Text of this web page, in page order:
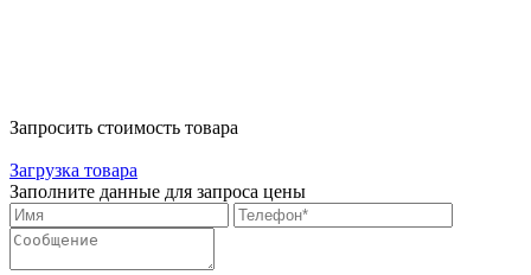
Запросить стоимость товара
Загрузка товара
Заполните данные для запроса цены